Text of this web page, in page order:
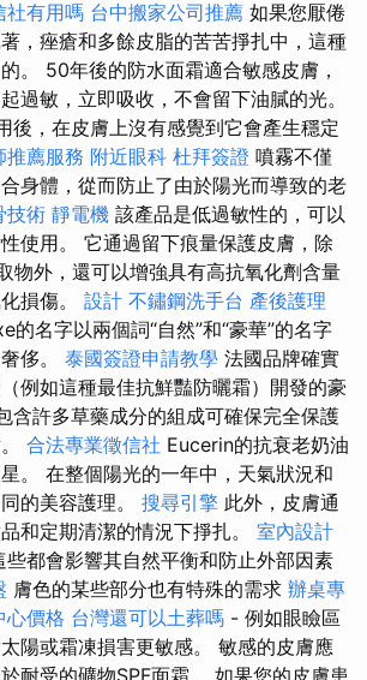
社有用嗎 台中搬家公司推薦 如果您厭倦
，痤瘡和多餘皮脂的苦苦掙扎中，這種
。 50年後的防水面霜適合敏感皮膚，
過敏，立即吸收，不會留下油膩的光。
後，在皮膚上沒有感覺到它會產生穩定
推薦服務 附近眼科 杜拜簽證 噴霧不僅
身體，從而防止了由於陽光而導致的老
技術 靜電機 該產品是低過敏性的，可以
使用。 它通過留下痕量保護皮膚，除
物外，還可以增強具有高抗氧化劑含量
損傷。 設計 不鏽鋼洗手台 產後護理
的名字以兩個詞“自然”和“豪華”的名字
侈。 泰國簽證申請教學 法國品牌確實
例如這種最佳抗鮮豔防曬霜）開發的豪
含許多草藥成分的組成可確保完全保護
合法專業徵信社 Eucerin的抗衰老奶油
。 在整個陽光的一年中，天氣狀況和
的美容護理。 搜尋引擎 此外，皮膚通
和定期清潔的情況下掙扎。 室內設計
些都會影響其自然平衡和防止外部因素
膚色的某些部分也有特殊的需求 辦桌專
心價格 台灣還可以土葬嗎 - 例如眼瞼區
陽或霜凍損害更敏感。 敏感的皮膚應
耐受的礦物SPF面霜。 如果您的皮膚患